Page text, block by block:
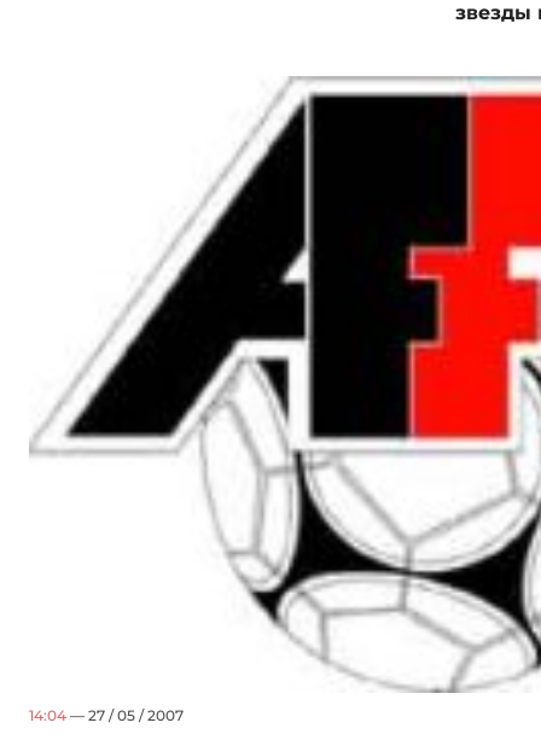
звезды
14:04 — 27 / 05 / 2007